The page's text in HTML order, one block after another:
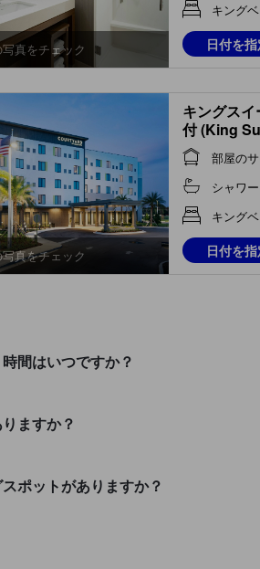
真をチェック 日付を
真をチェック
キングス
付 (King
部屋の
シャワ
日付を
間はいつですか？
ますか？
ポットがありますか？